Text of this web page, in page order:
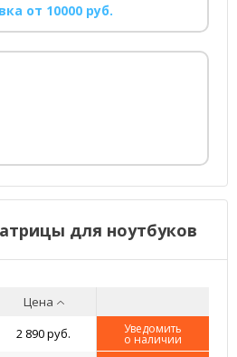
от 10000 руб.
для ноутбуков
Цена
2 890 руб. Уведомить
о наличии